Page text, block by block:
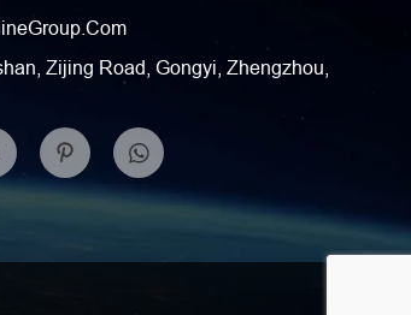
Zijing Road, Gongyi, Zhengzhou,